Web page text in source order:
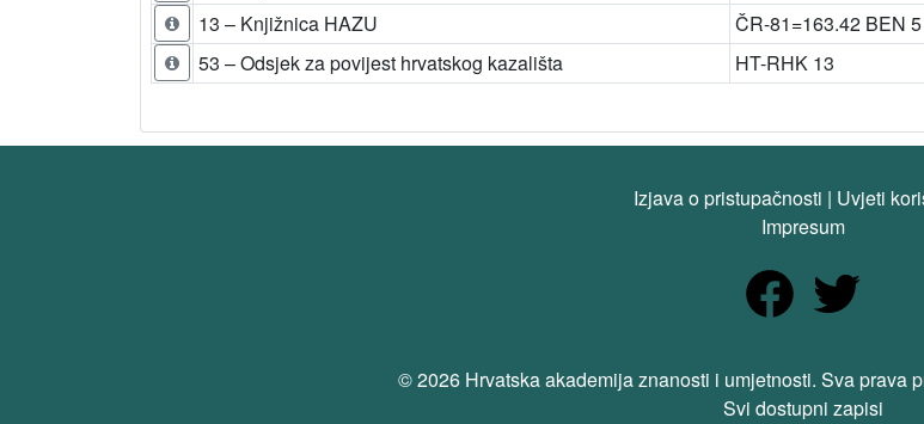
13 – Knjižnica HAZU
ČR-81=163.42 BEN 5
53 – Odsjek za povijest hrvatskog kazališta
HT-RHK 13
Izjava o pristupačnosti | Uvjeti
Impresum
© 2026 Hrvatska akademija znanosti i umjetnosti. Sva prava
Svi dostupni zapisi